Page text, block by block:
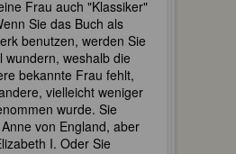
Frau auch "Klassiker"
Sie das Buch als
benutzen, werden Sie
wundern, weshalb die
bekannte Frau fehlt,
vielleicht weniger
wurde. Sie
von England, aber
I. Oder Sie